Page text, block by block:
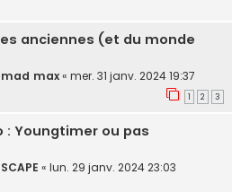
anciennes (et du monde
mad max« mer. 31 janv. 2024 19:37
1 2 3
: Youngtimer ou pas
SCAPE « lun. 29 janv. 2024 23:03